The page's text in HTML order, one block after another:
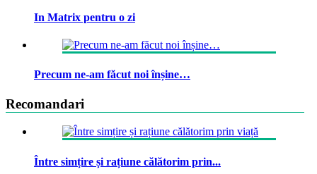
In Matrix pentru o zi
Precum ne-am făcut noi înșine…
Recomandari
Între simțire și rațiune călătorim prin...